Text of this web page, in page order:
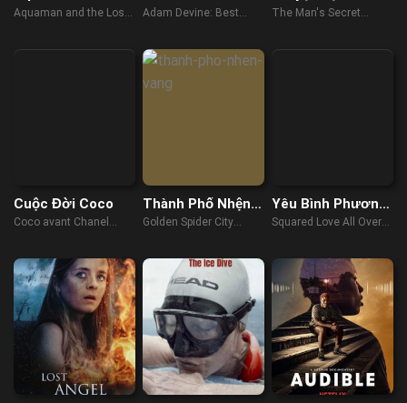
Vương Quốc Thất
Aquaman and the Lost
Khoảnh Khắc
Adam Devine: Best
(2019)
An
The Man's Secret
Cuộc Đời Coco
Coco avant Chanel
Thành Phố Nhện
Vàng
Golden Spider City
Yêu Bình Phương
Lại Từ Đầu
Squared Love All Over